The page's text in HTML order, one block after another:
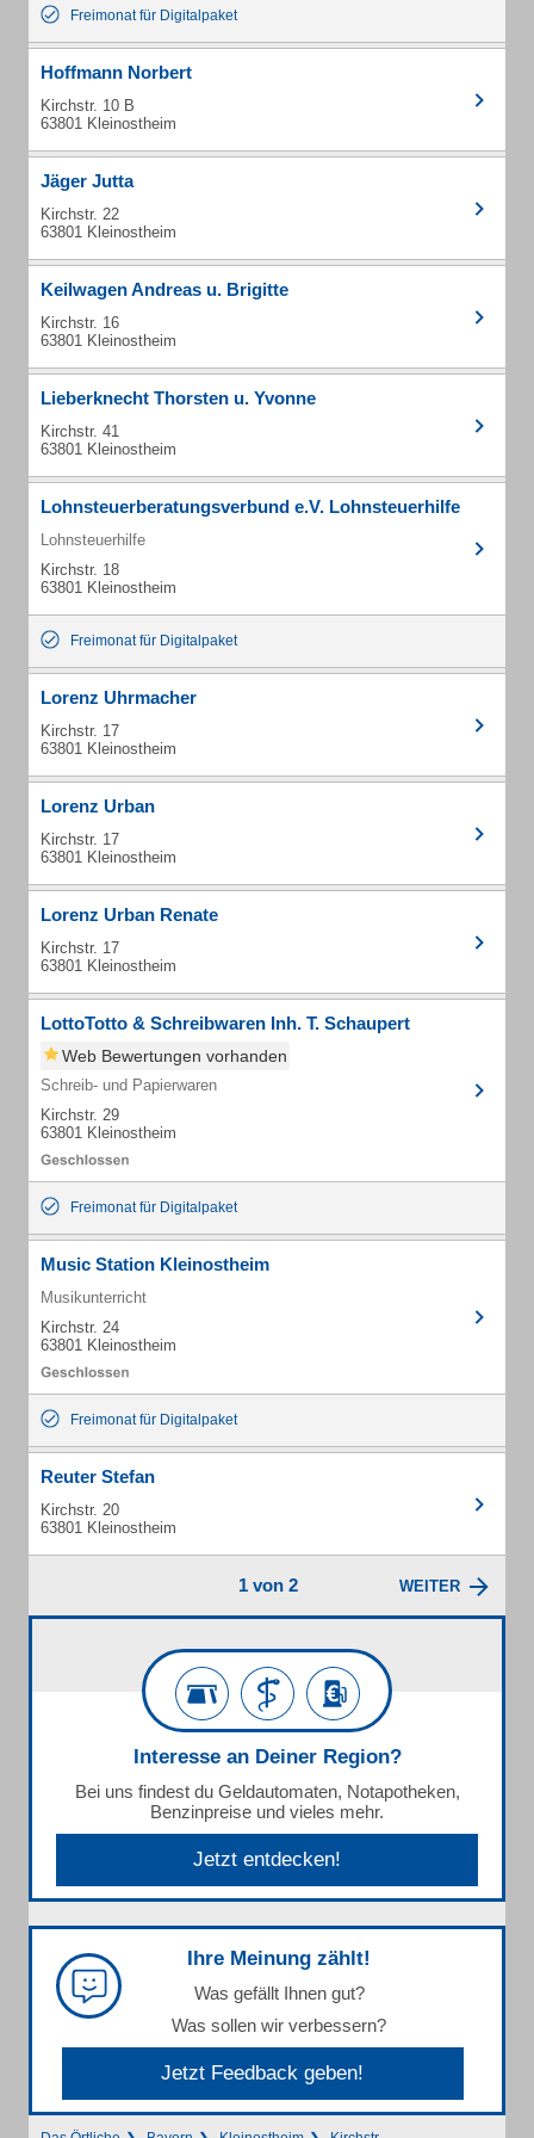
Freimonat für Digitalpaket
Hoffmann Norbert
Kirchstr. 10 B
63801 Kleinostheim
Jäger Jutta
Kirchstr. 22
63801 Kleinostheim
Keilwagen Andreas u. Brigitte
Kirchstr. 16
63801 Kleinostheim
Lieberknecht Thorsten u. Yvonne
Kirchstr. 41
63801 Kleinostheim
Lohnsteuerberatungsverbund e.V. Lohnsteuerhilfe
Lohnsteuerhilfe
Kirchstr. 18
63801 Kleinostheim
Freimonat für Digitalpaket
Lorenz Uhrmacher
Kirchstr. 17
63801 Kleinostheim
Lorenz Urban
Kirchstr. 17
63801 Kleinostheim
Lorenz Urban Renate
Kirchstr. 17
63801 Kleinostheim
LottoTotto & Schreibwaren Inh. T. Schaupert
Web Bewertungen vorhanden
Schreib- und Papierwaren
Kirchstr. 29
63801 Kleinostheim
Freimonat für Digitalpaket
Music Station Kleinostheim
Musikunterricht
Kirchstr. 24
63801 Kleinostheim
Freimonat für Digitalpaket
Reuter Stefan
Kirchstr. 20
63801 Kleinostheim
1 von 2 WEITER
Interesse an Deiner Region?
Bei uns findest du Geldautomaten, Notapotheken,
Benzinpreise und vieles mehr.
Jetzt entdecken!
Ihre Meinung zählt!
Was gefällt Ihnen gut?
Was sollen wir verbessern?
Jetzt Feedback geben!